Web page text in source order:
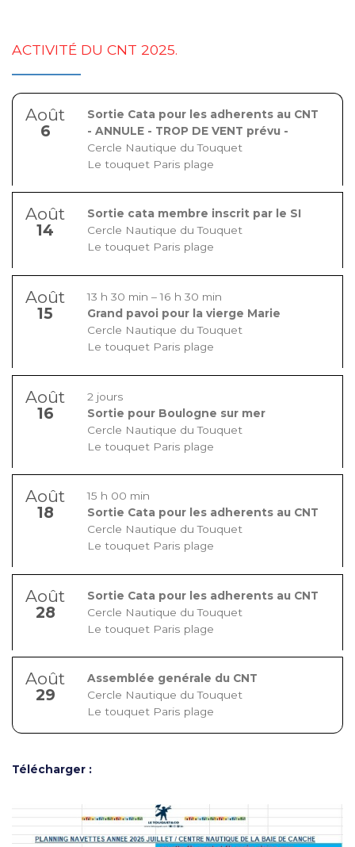
ACTIVITÉ DU CNT 2025.
Août
6
Sortie Cata pour les adherents au CNT
- ANNULE - TROP DE VENT prévu -
Cercle Nautique du Touquet
Le touquet Paris plage
Août
14
Sortie cata membre inscrit par le SI
Cercle Nautique du Touquet
Le touquet Paris plage
Août
15
13 h 30 min – 16 h 30 min
Grand pavoi pour la vierge Marie
Cercle Nautique du Touquet
Le touquet Paris plage
Août
16
2 jours
Sortie pour Boulogne sur mer
Cercle Nautique du Touquet
Le touquet Paris plage
Août
18
15 h 00 min
Sortie Cata pour les adherents au CNT
Cercle Nautique du Touquet
Le touquet Paris plage
Août
28
Sortie Cata pour les adherents au CNT
Cercle Nautique du Touquet
Le touquet Paris plage
Août
29
Assemblée genérale du CNT
Cercle Nautique du Touquet
Le touquet Paris plage
Télécharger :